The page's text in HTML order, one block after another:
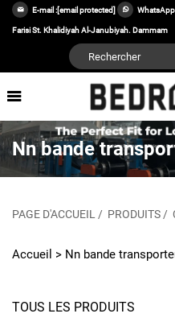
E-mail :[email protected] WhatsApp
Farisi St. Khalidiyah Al-Janubiyah. Dammam
Nn bande
PAGE D'ACCUEIL / PRODUITS /
Accueil > Nn bande
TOUS LES PRODUITS